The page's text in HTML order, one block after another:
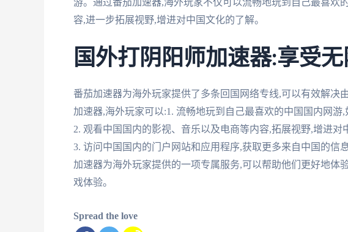
游。通过番茄加速器,海外玩家不仅可以流畅地玩到自己最喜欢
容,进一步拓展视野,增进对中国文化的了解。
国外打阴阳师加速器:享受
番茄加速器为海外玩家提供了多条回国网络专线,可以有效解决
加速器,海外玩家可以:1. 流畅地玩到自己最喜欢的中国国内网游,
2. 观看中国国内的影视、音乐以及电商等内容,拓展视野,增进对
3. 访问中国国内的门户网站和应用程序,获取更多来自中国的信
加速器为海外玩家提供的一项专属服务,可以帮助他们更好地体
戏体验。
Spread the love